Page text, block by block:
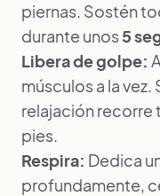
piernas. Sostén
durante unos 5
Libera de golpe:
músculos a la
relajación recorre
pies.
Respira: Dedica
profundamente,